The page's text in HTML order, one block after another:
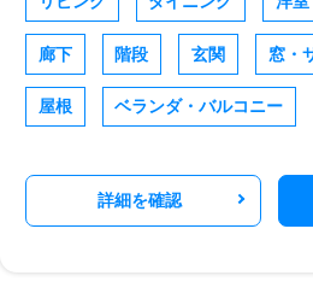
廊下 階段 玄関 窓・
屋根 ベランダ・バルコニー
詳細を確認